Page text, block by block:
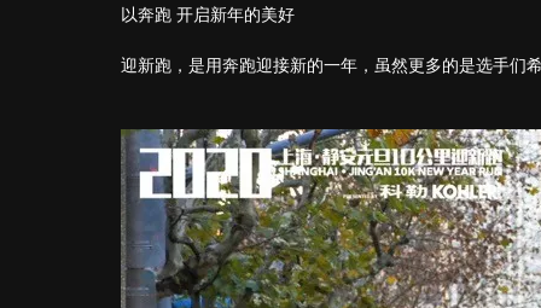
以奔跑 开启新年的美好
迎新跑，是用奔跑迎接新的一年，虽然更多的是选手们